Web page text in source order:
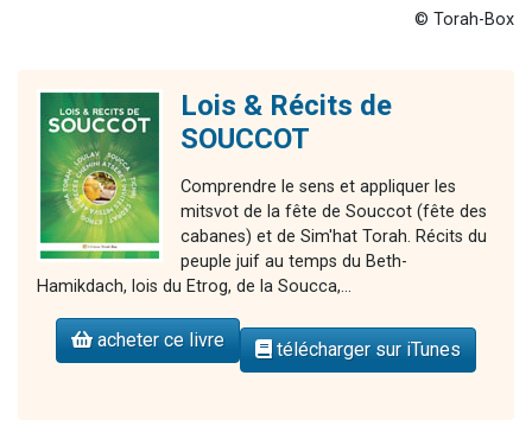
© Torah-Box
Lois & Récits de
SOUCCOT
Comprendre le sens et appliquer les
mitsvot de la fête de Souccot (fête des
cabanes) et de Sim'hat Torah. Récits du
peuple juif au temps du Beth-
Hamikdach, lois du Etrog, de la Soucca,...
acheter ce livre télécharger sur iTunes